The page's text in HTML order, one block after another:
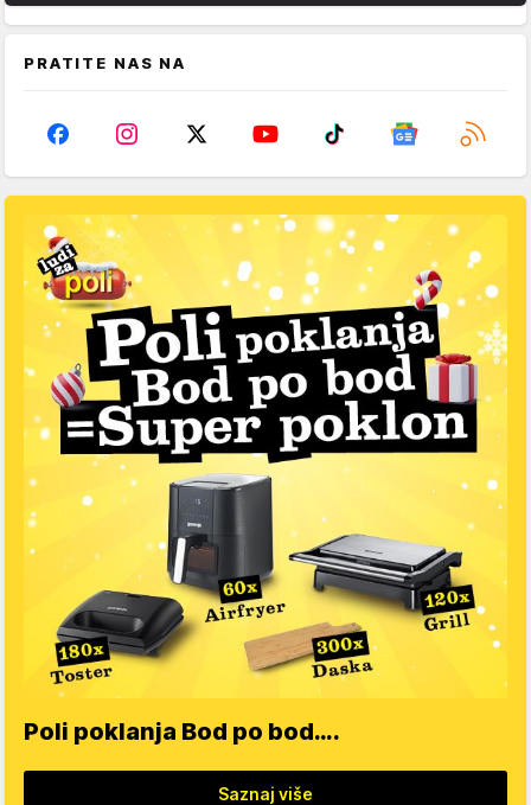
PRATITE NAS NA
Poli poklanja Bod po bod….
Saznaj više